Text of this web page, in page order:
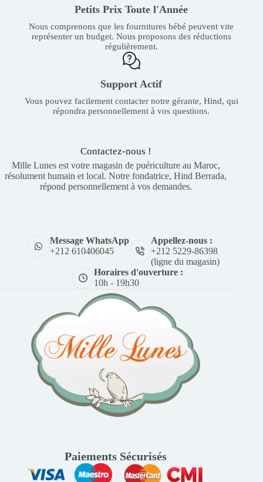
Petits Prix Toute l'Année
Nous comprenons que les fournitures bébé peuvent vite
représenter un budget. Nous proposons des réductions
régulièrement.
Support Actif
Vous pouvez facilement contacter notre gérante, Hind, qui
répondra personnellement à vos questions.
Contactez-nous !
Mille Lunes est votre magasin de puériculture au Maroc,
résolument humain et local. Notre fondatrice, Hind Berrada,
répond personnellement à vos demandes.
Message WhatsApp
+212 610406045
Appellez-nous :
+212 5229-86398
(ligne du magasin)
Horaires d'ouverture :
10h - 19h30
Paiements Sécurisés